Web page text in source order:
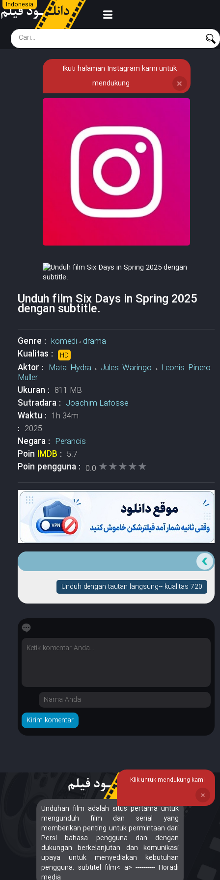
Indonesia
Ikuti halaman Instagram kami untuk
mendukung
❌
Unduh film Six Days in Spring 2025
dengan subtitle.
Genre : komedi، drama
Kualitas : HD
Aktor : Mata Hydra ، Jules Waringo ، Leonis Pinero
Muller
Ukuran : 811 MB
Sutradara : Joachim Lafosse
Waktu : 1h 34m
: 2025
Negara : Perancis
Poin IMDB : 5.7
Poin pengguna : 0.0 ★★★★★
★★★★★
Unduh dengan tautan langsung-- kualitas 720
Berapa banyak bintang yang dimilikinya?
Unduhan film adalah situs pertama untuk
mengunduh film dan serial yang
memberikan penting untuk permintaan dari
Persi bahasa pengguna dan dengan
dukungan berkelanjutan dan komunikasi
upaya untuk menyediakan kebutuhan
pengguna. subtitel film< a> ---------- Horadi
media
Klik untuk mendukung kami
❌